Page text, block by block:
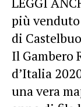
più venduto
di
Il Gambero
d’Italia
una vera